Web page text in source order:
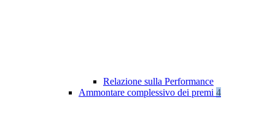
Relazione sulla Performance
Ammontare complessivo dei premi 4